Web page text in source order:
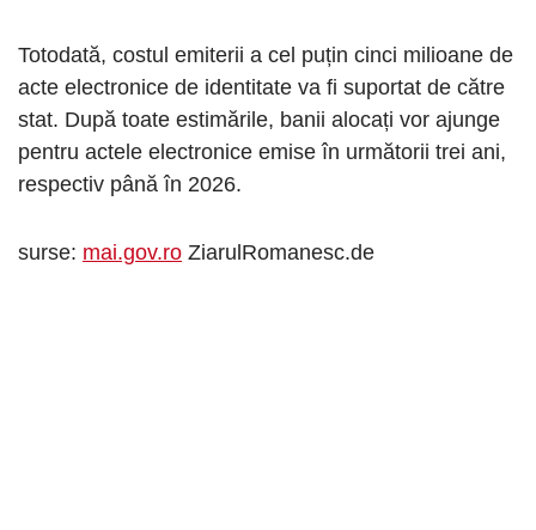
Totodată, costul emiterii a cel puțin cinci milioane de
acte electronice de identitate va fi suportat de către
stat. După toate estimările, banii alocați vor ajunge
pentru actele electronice emise în următorii trei ani,
respectiv până în 2026.
surse: mai.gov.ro ZiarulRomanesc.de